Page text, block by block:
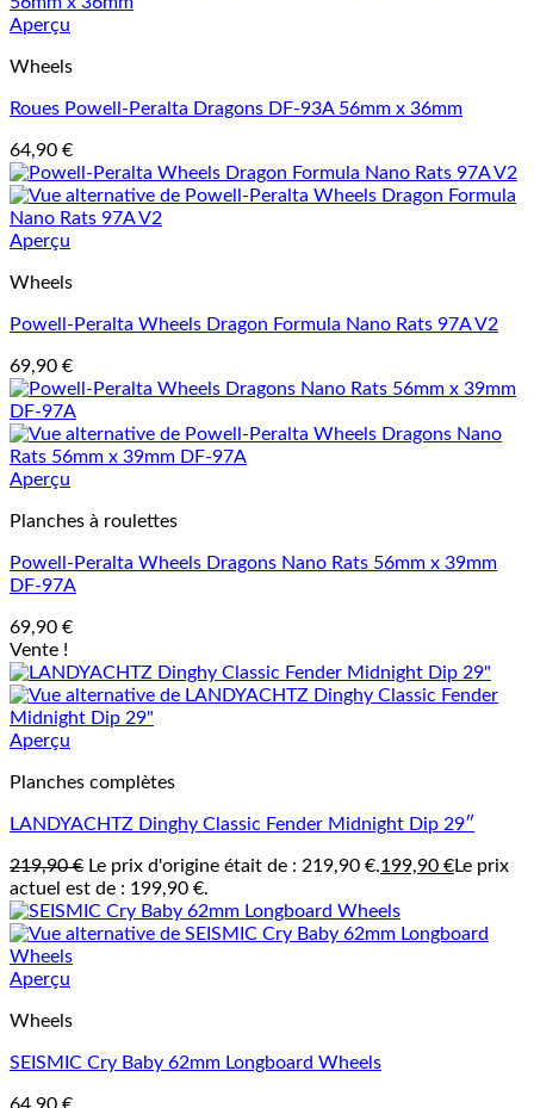
Aperçu
Wheels
Roues Powell-Peralta Dragons DF-93A 56mm x 36mm
64,90 €
Aperçu
Wheels
Powell-Peralta Wheels Dragon Formula Nano Rats 97A V2
69,90 €
Aperçu
Planches à roulettes
Powell-Peralta Wheels Dragons Nano Rats 56mm x 39mm
DF-97A
69,90 €
Vente !
Aperçu
Planches complètes
LANDYACHTZ Dinghy Classic Fender Midnight Dip 29″
219,90€ Le prix d'origine était de : 219,90 €.199,90 €Le prix
actuel est de : 199,90 €.
Aperçu
Wheels
SEISMIC Cry Baby 62mm Longboard Wheels